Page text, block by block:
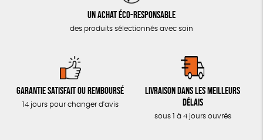
Un achat éco-responsable
des produits sélectionnés avec soin
Garantie satisfait ou remboursé
14 jours pour changer d'avis
Livraison dans les meilleurs
délais
sous 1 à 4 jours ouvrés